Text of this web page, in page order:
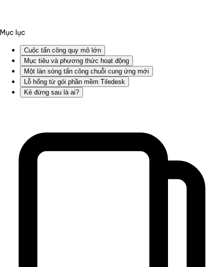
Mục lục
Cuộc tấn công quy mô lớn
Mục tiêu và phương thức hoạt động
Một làn sóng tấn công chuỗi cung ứng mới
Lỗ hổng từ gói phần mềm Tiledesk
Kẻ đứng sau là ai?